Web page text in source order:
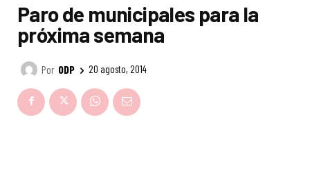
Paro de municipales para la
próxima semana
Por ODP 20 agosto, 2014